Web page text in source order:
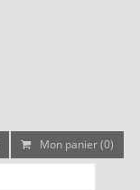
Mon panier (0)